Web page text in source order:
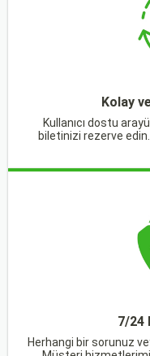
Kolay
Kullanıcı dostu
biletinizi rezerve
7/24
Herhangi bir sorunuz